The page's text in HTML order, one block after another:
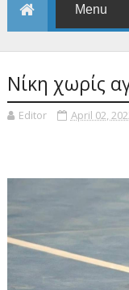
Νίκη χωρίς
Editor April 02,